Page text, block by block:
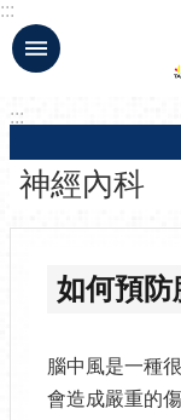
跳到主要內容區塊
:::
:::
神經內科
如何預防
腦中風是一種
會造成嚴重的